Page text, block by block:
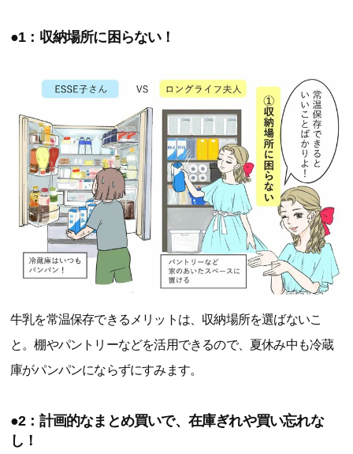
●1：収納場所に困らない！
牛乳を常温保存できるメリットは、収納場所を選ばないこ
と。棚やパントリーなどを活用できるので、夏休み中も冷蔵
庫がパンパンにならずにすみます。
●2：計画的なまとめ買いで、在庫ぎれや買い忘れな
し！